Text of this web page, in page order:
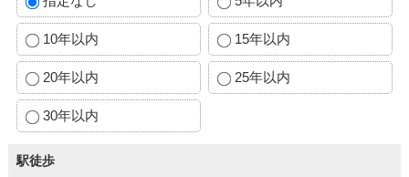
10年以内 15年以内
20年以内 25年以内
30年以内
駅徒歩